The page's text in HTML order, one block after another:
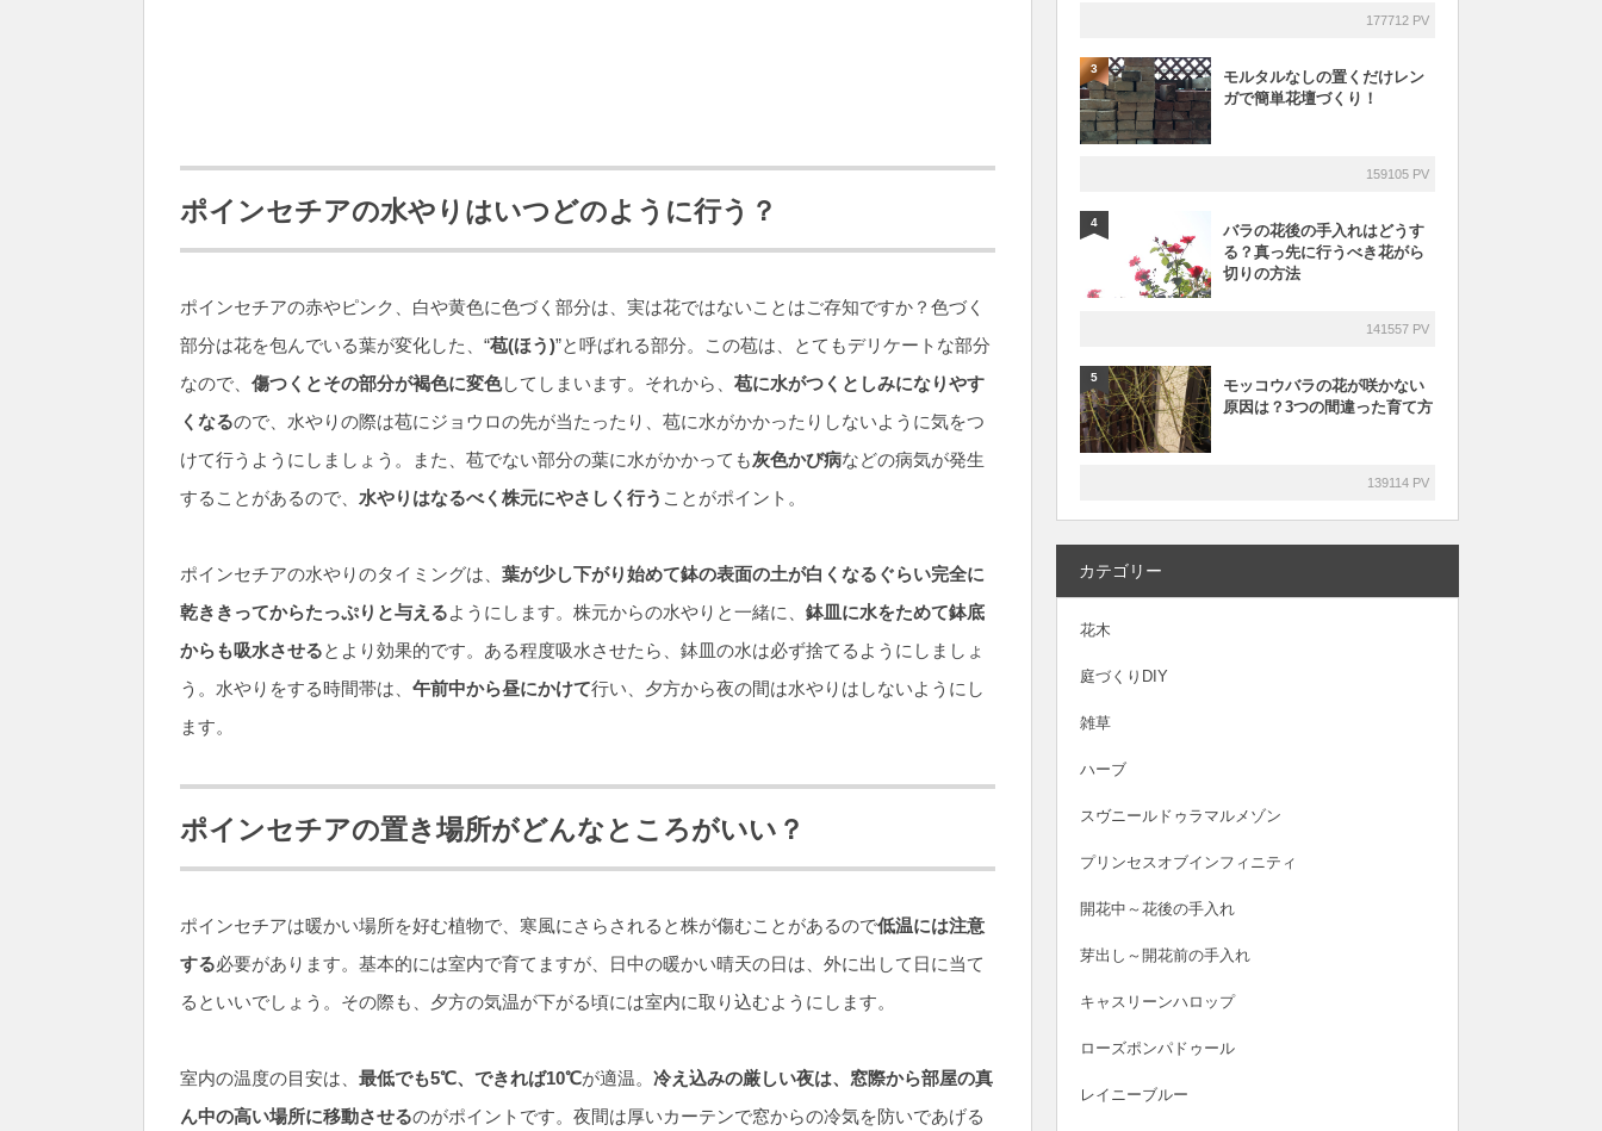
ポインセチアの水やりはいつどのように行う？
ポインセチアの赤やピンク、白や黄色に色づく部分は、実は花ではないことはご存知ですか？色づく
部分は花を包んでいる葉が変化した、“苞(ほう)”と呼ばれる部分。この苞は、とてもデリケートな部分
なので、 傷つくとその部分が褐色に変色してしまいます。それから、 苞に水がつくとしみになりやす
くなるので、水やりの際は苞にジョウロの先が当たったり、苞に水がかかったりしないように気をつ
けて行うようにしましょう。また、苞でない部分の葉に水がかかっても灰色かび病などの病気が発生
することがあるので、 水やりはなるべく株元にやさしく行う ことがポイント。
ポインセチアの水やりのタイミングは、 葉が少し下がり始めて鉢の表面の土が白くなるぐらい完全に
乾ききってからたっぷりと与えるようにします。株元からの水やりと一緒に、 鉢皿に水をためて鉢底
からも吸水させるとより効果的です。ある程度吸水させたら、鉢皿の水は必ず捨てるようにしましょ
う。水やりをする時間帯は、 午前中から昼にかけて行い、夕方から夜の間は水やりはしないようにし
ます。
ポインセチアの置き場所がどんなところがいい？
ポインセチアは暖かい場所を好む植物で、寒風にさらされると株が傷むことがあるので低温には注意
する必要があります。基本的には室内で育てますが、日中の暖かい晴天の日は、外に出して日に当て
るといいでしょう。その際も、夕方の気温が下がる頃には室内に取り込むようにします。
室内の温度の目安は、 最低でも5℃、できれば10℃が適温。 冷え込みの厳しい夜は、窓際から部屋の真
ん中の高い場所に移動させるのがポイントです。夜間は厚いカーテンで窓からの冷気を防いであげる
177712 PV
3
モルタルなしの置くだけレン
ガで簡単花壇づくり！
159105 PV
4
バラの花後の手入れはどうす
る？真っ先に行うべき花がら
切りの方法
141557 PV
5
モッコウバラの花が咲かない
原因は？3つの間違った育て方
139114 PV
カテゴリー
花木
庭づくりDIY
雑草
ハーブ
スヴニールドゥラマルメゾン
プリンセスオブインフィニティ
開花中～花後の手入れ
芽出し～開花前の手入れ
キャスリーンハロップ
ローズポンパドゥール
レイニーブルー